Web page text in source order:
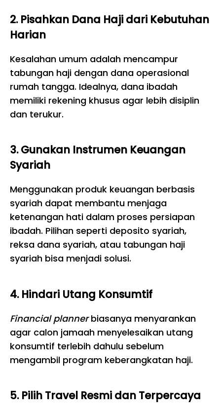
2. Pisahkan Dana Haji dari Kebutuhan
Harian
Kesalahan umum adalah mencampur
tabungan haji dengan dana operasional
rumah tangga. Idealnya, dana ibadah
memiliki rekening khusus agar lebih disiplin
dan terukur.
3. Gunakan Instrumen Keuangan
Syariah
Menggunakan produk keuangan berbasis
syariah dapat membantu menjaga
ketenangan hati dalam proses persiapan
ibadah. Pilihan seperti deposito syariah,
reksa dana syariah, atau tabungan haji
syariah bisa menjadi solusi.
4. Hindari Utang Konsumtif
Financial plannerbiasanya menyarankan
agar calon jamaah menyelesaikan utang
konsumtif terlebih dahulu sebelum
mengambil program keberangkatan haji.
5. Pilih Travel Resmi dan Terpercaya